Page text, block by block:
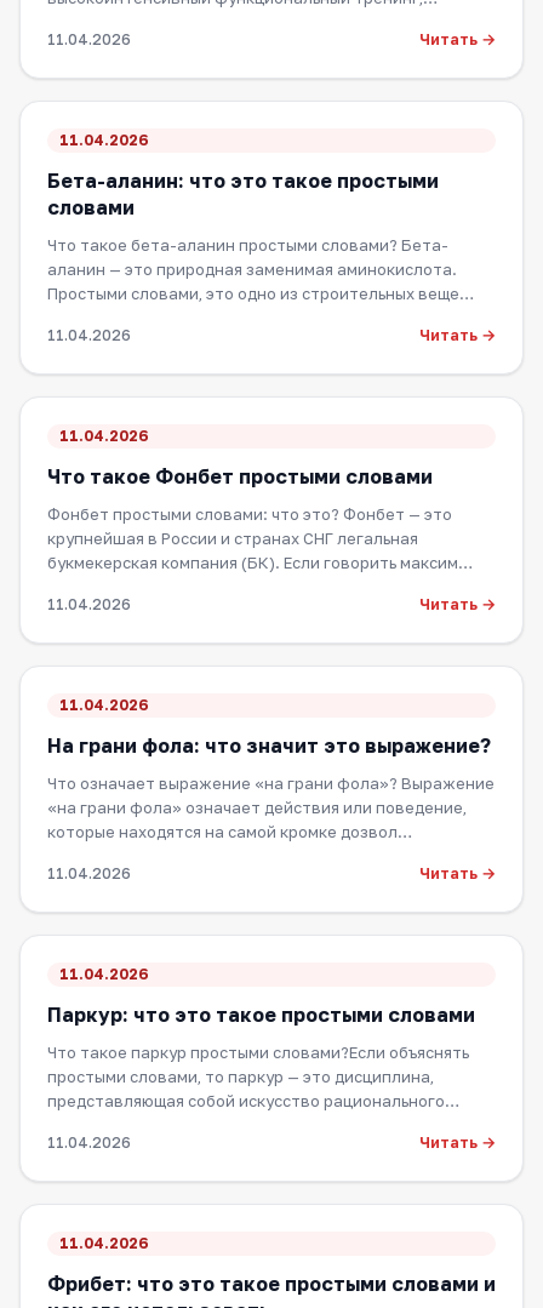
11.04.2026 Читать →
11.04.2026
Бета-аланин: что это такое простыми
словами
Что такое бета-аланин простыми словами? Бета-
аланин — это природная заменимая аминокислота.
Простыми словами, это одно из строительных веще…
11.04.2026 Читать →
11.04.2026
Что такое Фонбет простыми словами
Фонбет простыми словами: что это? Фонбет — это
крупнейшая в России и странах СНГ легальная
букмекерская компания (БК). Если говорить максим…
11.04.2026 Читать →
11.04.2026
На грани фола: что значит это выражение?
Что означает выражение «на грани фола»? Выражение
«на грани фола» означает действия или поведение,
которые находятся на самой кромке дозвол…
11.04.2026 Читать →
11.04.2026
Паркур: что это такое простыми словами
Что такое паркур простыми словами?Если объяснять
простыми словами, то паркур — это дисциплина,
представляющая собой искусство рационального…
11.04.2026 Читать →
11.04.2026
Фрибет: что это такое простыми словами и